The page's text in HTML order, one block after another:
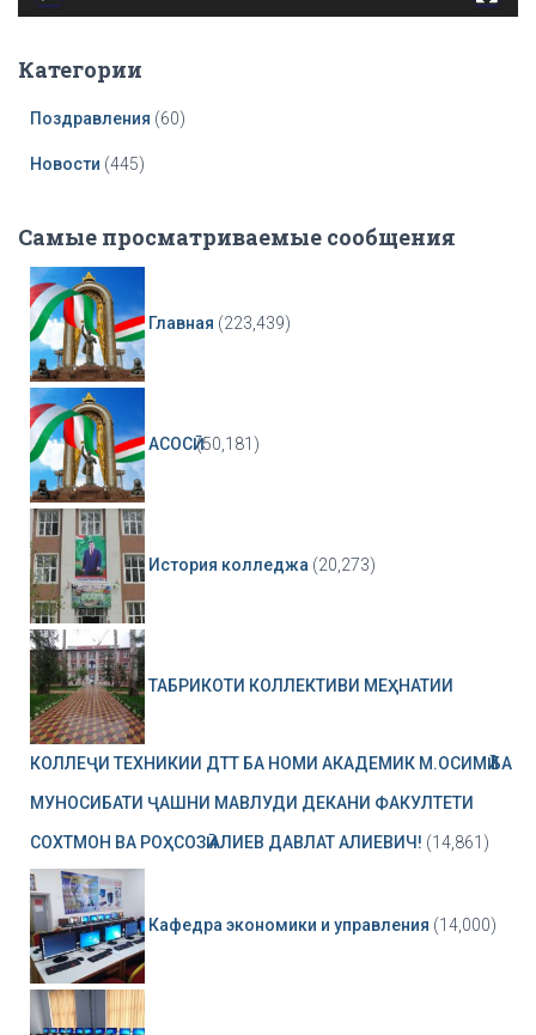
Категории
Поздравления (60)
Новости (445)
Самые просматриваемые сообщения
Главная (223,439)
АСОСӢ(50,181)
История колледжа (20,273)
ТАБРИКОТИ КОЛЛЕКТИВИ МЕҲНАТИИ
КОЛЛЕҶИ ТЕХНИКИИ ДТТ БА НОМИ АКАДЕМИК М.ОСИМӢ БА
МУНОСИБАТИ ҶАШНИ МАВЛУДИ ДЕКАНИ ФАКУЛТЕТИ
СОХТМОН ВА РОҲСОЗӢ АЛИЕВ ДАВЛАТ АЛИЕВИЧ! (14,861)
Кафедра экономики и управления (14,000)